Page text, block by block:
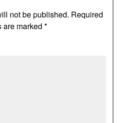
not be published. Required
are marked *